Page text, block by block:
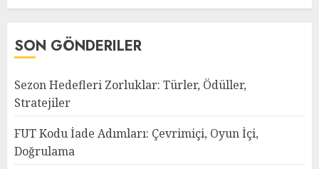
SON GÖNDERILER
Sezon Hedefleri Zorluklar: Türler, Ödüller,
Stratejiler
FUT Kodu İade Adımları: Çevrimiçi, Oyun İçi,
Doğrulama